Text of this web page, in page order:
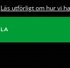
Läs utförligt om hur vi